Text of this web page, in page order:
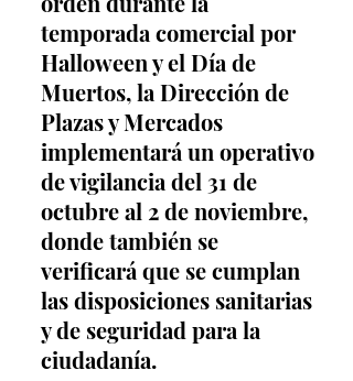
temporada comercial por
Halloween y el Día de
Muertos, la Dirección de
Plazas y Mercados
implementará un operativo
de vigilancia del 31 de
octubre al 2 de noviembre,
donde también se
verificará que se cumplan
las disposiciones sanitarias
y de seguridad para la
ciudadanía.